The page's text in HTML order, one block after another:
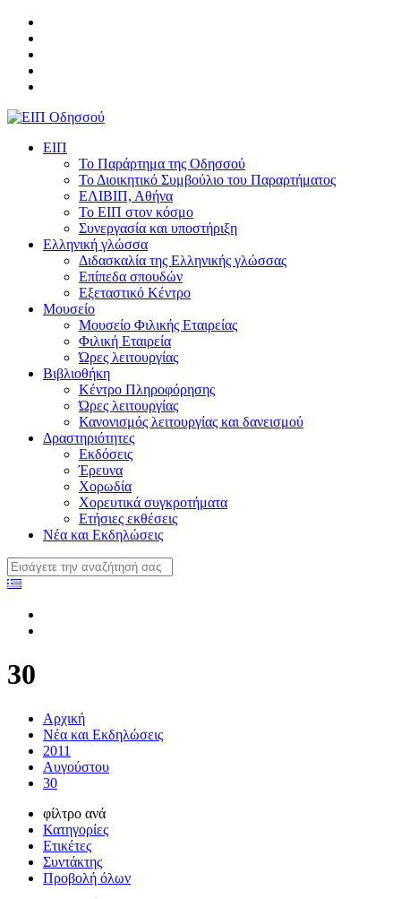
ΕΙΠ
Το Παράρτημα της Οδησσού
Το Διοικητικό Συμβούλιο του Παραρτήματος
ΕΛΙΒΙΠ, Αθήνα
Το ΕΙΠ στον κόσμο
Συνεργασία και υποστήριξη
Ελληνική γλώσσα
Διδασκαλία της Ελληνικής γλώσσας
Επίπεδα σπουδών
Εξεταστικό Κέντρο
Μουσείο
Μουσείο Φιλικής Εταιρείας
Φιλική Εταιρεία
Ώρες λειτουργίας
Βιβλιοθήκη
Κέντρο Πληροφόρησης
Ώρες λειτουργίας
Κανονισμός λειτουργίας και δανεισμού
Δραστηριότητες
Εκδόσεις
Έρευνα
Χορωδία
Χορευτικά συγκροτήματα
Ετήσιες εκθέσεις
Νέα και Εκδηλώσεις
30
Αρχική
Νέα και Εκδηλώσεις
2011
Αυγούστου
30
φίλτρο ανά
Κατηγορίες
Ετικέτες
Συντάκτης
Προβολή όλων